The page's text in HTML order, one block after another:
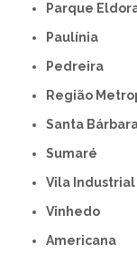
Parque
Paulínia
Pedreira
Região
Santa
Sumaré
Vila Industrial
Vinhedo
americana